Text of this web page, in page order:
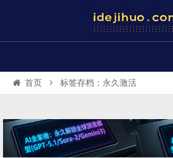
首页 标签存档：永久激活